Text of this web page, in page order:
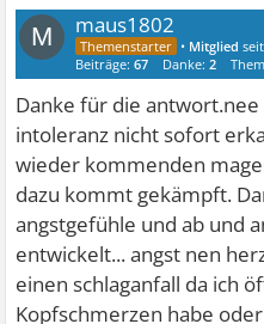
M maus1802
• Mitglied
Beiträge:67 Danke:2
Danke für die
intoleranz nicht sofort
wieder kommenden
dazu kommt gekämpft.
angstgefühle und ab und
entwickelt... angst nen
einen schlaganfall da ich
Kopfschmerzen habe